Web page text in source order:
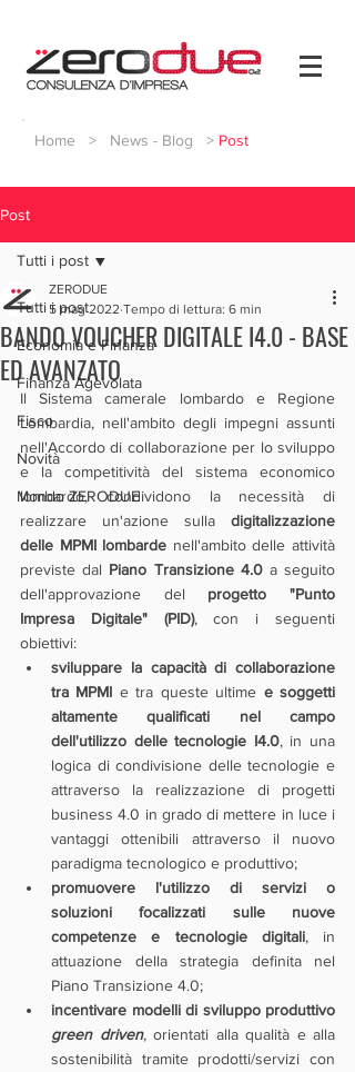
Home > News - Blog > Post
Post
Tutti i post
Economia e Finanza
Finanza Agevolata
Fisco
Novità
Mondo ZERODUE
Tutti i post
BANDO VOUCHER DIGITALE I4.0 - BASE
ED AVANZATO
ZERODUE
5 mag 2022 Tempo di lettura: 6 min
Il Sistema camerale lombardo e Regione
Lombardia, nell'ambito degli impegni assunti
nell'Accordo di collaborazione per lo sviluppo
e la competitività del sistema economico
lombardo, condividono la necessità di
realizzare un'azione sulla digitalizzazione
delle MPMI lombarde nell'ambito delle attività
previste dal Piano Transizione 4.0 a seguito
dell'approvazione del progetto "Punto
Impresa Digitale" (PID), con i seguenti
obiettivi:
sviluppare la capacità di collaborazione
tra MPMI e tra queste ultime e soggetti
altamente qualificati nel campo
dell'utilizzo delle tecnologie I4.0, in una
logica di condivisione delle tecnologie e
attraverso la realizzazione di progetti
business 4.0 in grado di mettere in luce i
vantaggi ottenibili attraverso il nuovo
paradigma tecnologico e produttivo;
promuovere l'utilizzo di servizi o
soluzioni focalizzati sulle nuove
competenze e tecnologie digitali, in
attuazione della strategia definita nel
Piano Transizione 4.0;
green driven, orientati alla qualità e alla
sostenibilità tramite prodotti/servizi con